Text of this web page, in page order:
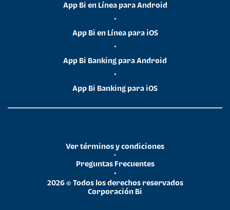
App Bi en Línea para Android
•
App Bi en Línea para iOS
•
App Bi Banking para Android
•
App Bi Banking para iOS
2026 © Todos los derechos reservados
Corporación Bi
•
Preguntas Frecuentes
•
Ver términos y condiciones